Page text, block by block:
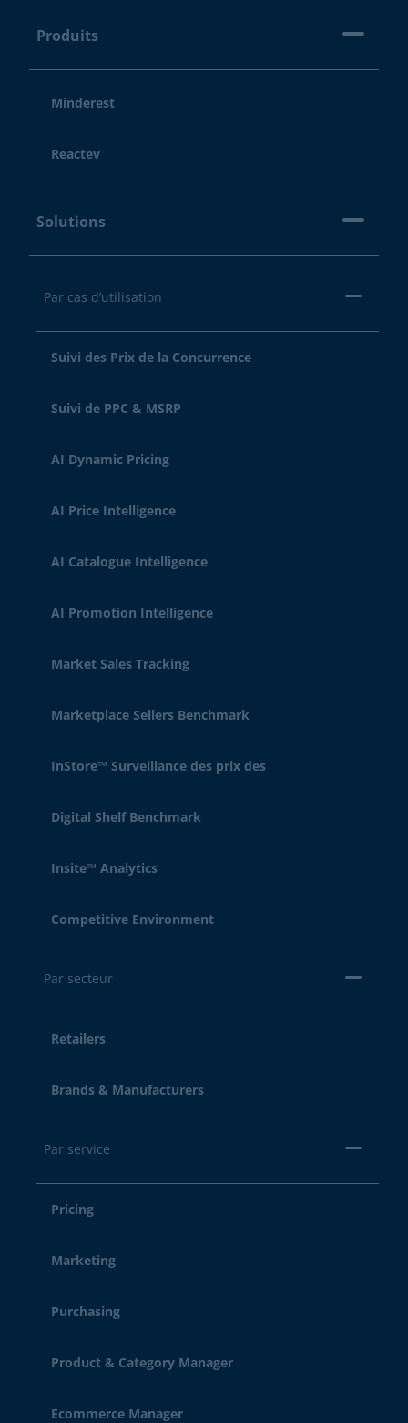
Produits
Minderest
Reactev
Solutions
Par cas d’utilisation
Suivi des Prix de la Concurrence
Suivi de PPC & MSRP
AI Dynamic Pricing
AI Price Intelligence
AI Catalogue Intelligence
AI Promotion Intelligence
Market Sales Tracking
Marketplace Sellers Benchmark
InStore™ Surveillance des prix des
Digital Shelf Benchmark
Insite™ Analytics
Competitive Environment
Par secteur
Retailers
Brands & Manufacturers
Par service
Pricing
Marketing
Purchasing
Product & Category Manager
Ecommerce Manager